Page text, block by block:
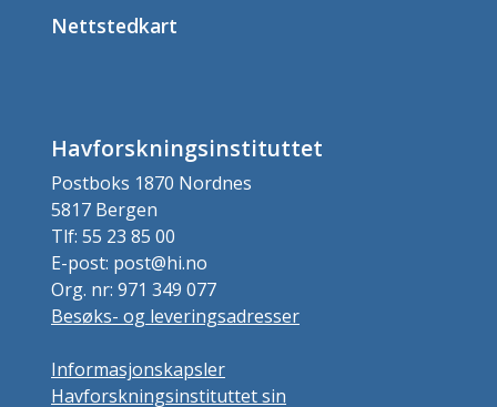
Nettstedkart
Havforskningsinstituttet
Postboks 1870 Nordnes
5817 Bergen
Tlf: 55 23 85 00
E-post: post@hi.no
Org. nr: 971 349 077
Besøks- og leveringsadresser
Informasjonskapsler
Havforskningsinstituttet sin